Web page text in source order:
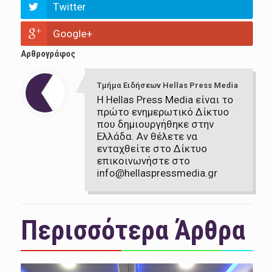
Twitter
Google+
Αρθρογράφος
Τμήμα Ειδήσεων Hellas Press Media
Η Hellas Press Media είναι το
πρώτο ενημερωτικό Δίκτυο
που δημιουργήθηκε στην
Ελλάδα. Αν θέλετε να
ενταχθείτε στο Δίκτυο
επικοινωνήστε στο
info@hellaspressmedia.gr
Περισσότερα Άρθρα